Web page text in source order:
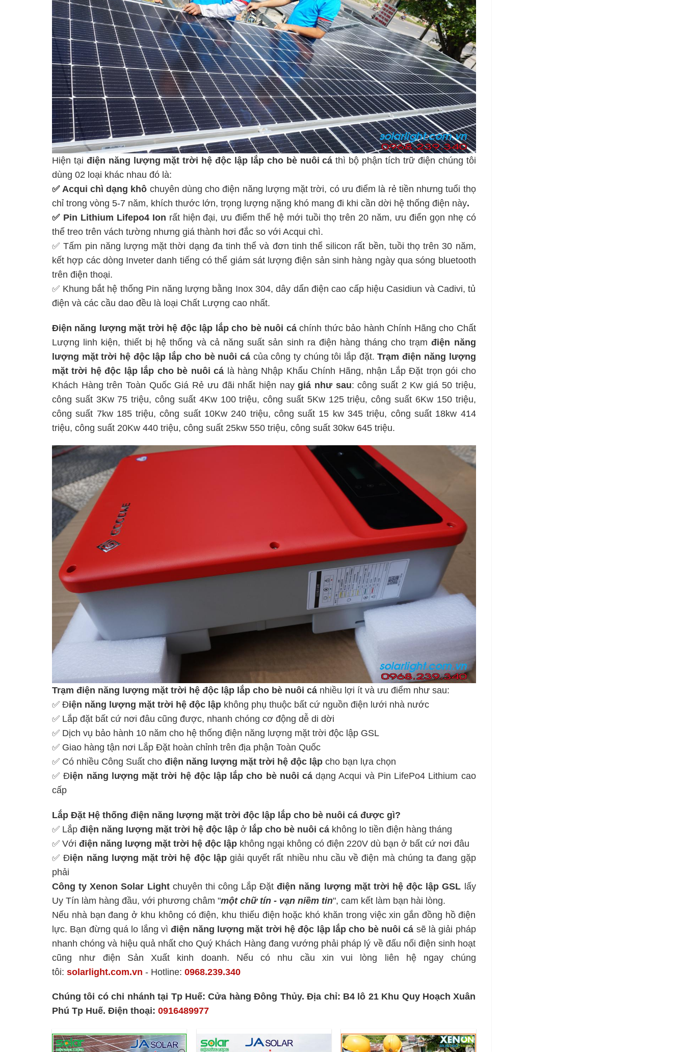
Hiện tại điện năng lượng mặt trời hệ độc lập lắp cho bè nuôi cá thì bộ phận tích trữ điện chúng tôi
dùng 02 loại khác nhau đó là:
✅ Acqui chì dạng khô chuyên dùng cho điện năng lượng mặt trời, có ưu điểm là rẻ tiền nhưng tuổi thọ
chỉ trong vòng 5-7 năm, khích thước lớn, trọng lượng nặng khó mang đi khi cần dời hệ thống điện này.
✅ Pin Lithium Lifepo4 Ion rất hiện đại, ưu điểm thế hệ mới tuồi thọ trên 20 năm, ưu điển gọn nhẹ có
thể treo trên vách tường nhưng giá thành hơi đắc so với Acqui chì.
✅ Tấm pin năng lượng mặt thời dạng đa tinh thể và đơn tinh thể silicon rất bền, tuồi thọ trên 30 năm,
kết hợp các dòng Inveter danh tiếng có thể giám sát lượng điện sản sinh hàng ngày qua sóng bluetooth
trên điện thoại.
✅ Khung bắt hệ thống Pin năng lượng bằng Inox 304, dây dẩn điện cao cấp hiệu Casidiun và Cadivi, tủ
điện và các cầu dao đều là loại Chất Lượng cao nhất.
Điện năng lượng mặt trời hệ độc lập lắp cho bè nuôi cáchính thức bảo hành Chính Hãng cho Chất
Lượng linh kiện, thiết bị hệ thống và cả năng suất sản sinh ra điện hàng tháng cho trạmđiện năng
lượng mặt trời hệ độc lập lắp cho bè nuôi cácủa công ty chúng tôi lắp đặt.Trạmđiện năng lượng
mặt trời hệ độc lậplắp cho bè nuôi cá là hàng Nhập Khẩu Chính Hãng, nhận Lắp Đặt trọn gói cho
Khách Hàng trên Toàn Quốc Giá Rẻ ưu đãi nhất hiện naygiá như sau: công suất 2 Kw giá 50 triệu,
công suất 3Kw 75 triệu, công suất 4Kw 100 triệu, công suất 5Kw 125 triệu, công suất 6Kw 150 triệu,
công suất 7kw 185 triệu, công suất 10Kw 240 triệu, công suất 15 kw 345 triệu, công suất 18kw 414
triệu, công suất 20Kw 440 triệu, công suất 25kw 550 triệu, công suất 30kw 645 triệu.
Trạm điện năng lượng mặt trời hệ độc lập lắp cho bè nuôi cá nhiều lợi ít và ưu điểm như sau:
✅ Điện năng lượng mặt trời hệ độc lập không phụ thuộc bất cứ nguồn điện lưới nhà nước
✅ Lắp đặt bất cứ nơi đâu cũng được, nhanh chóng cơ động dễ di dời
✅ Dịch vụ bảo hành 10 năm cho hệ thống điện năng lượng mặt trời độc lập GSL
✅ Giao hàng tận nơi Lắp Đặt hoàn chỉnh trên địa phận Toàn Quốc
✅ Có nhiều Công Suất cho điện năng lượng mặt trời hệ độc lập cho bạn lựa chọn
✅ Điện năng lượng mặt trời hệ độc lậplắp cho bè nuôi cá dạng Acqui và Pin LifePo4 Lithium cao
cấp
Lắp Đặt Hệ thống điện năng lượng mặt trời độc lập lắp cho bè nuôi cá được gì?
✅ Lắp điện năng lượng mặt trời hệ độc lập ở lắp cho bè nuôi cá không lo tiền điện hàng tháng
✅ Với điện năng lượng mặt trời hệ độc lập không ngại không có điện 220V dù bạn ở bất cứ nơi đâu
✅ Điện năng lượng mặt trời hệ độc lậpgiải quyết rất nhiều nhu cầu về điện mà chúng ta đang gặp
phải
Công ty Xenon Solar Lightchuyên thi công Lắp Đặtđiện năng lượng mặt trời hệ độc lập GSL lấy
Uy Tín làm hàng đầu, với phương châm "một chữ tín - vạn niềm tin", cam kết làm bạn hài lòng.
Nếu nhà bạn đang ở khu không có điện, khu thiếu điện hoặc khó khăn trong việc xin gắn đồng hồ điện
lực. Bạn đừng quá lo lắng vìđiện năng lượng mặt trời hệ độc lậplắp cho bè nuôi cá sẽ là giải pháp
nhanh chóng và hiệu quả nhất cho Quý Khách Hàng đang vướng phải pháp lý về đấu nối điện sinh hoạt
cũng như điện Sản Xuất kinh doanh. Nếu có nhu cầu xin vui lòng liên hệ ngay chúng
tôi: solarlight.com.vn - Hotline: 0968.239.340
Chúng tôi có chi nhánh tại Tp Huế: Cửa hàng Đông Thủy. Địa chỉ: B4 lô 21 Khu Quy Hoạch Xuân
Phú Tp Huế. Điện thoại: 0916489977